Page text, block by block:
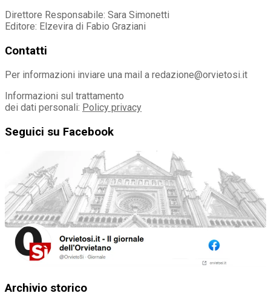
Direttore Responsabile: Sara Simonetti
Editore: Elzevira di Fabio Graziani
Contatti
Per informazioni inviare una mail a redazione@orvietosi.it
Informazioni sul trattamento
dei dati personali: Policy privacy
Seguici su Facebook
Archivio storico